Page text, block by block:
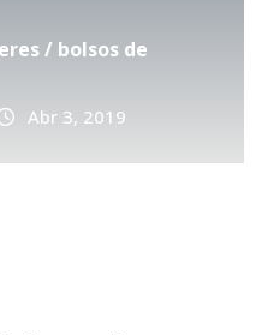
/ bolsos de
Abr 3, 2019